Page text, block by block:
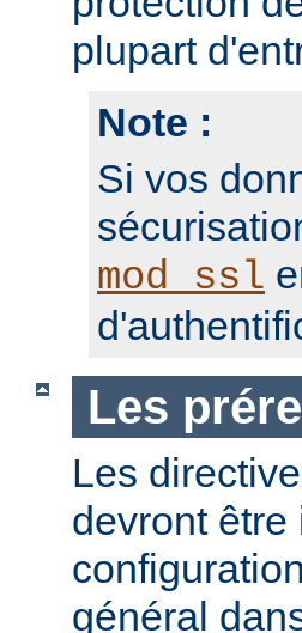
plupart
Note :
Si vos
mod_ssl
Les
Les
devront
général